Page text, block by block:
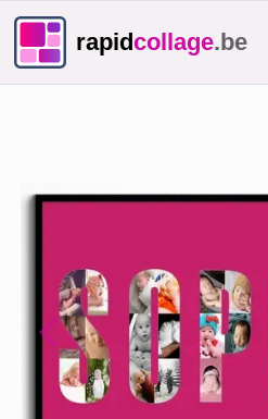
rapidcollage.be
Previous